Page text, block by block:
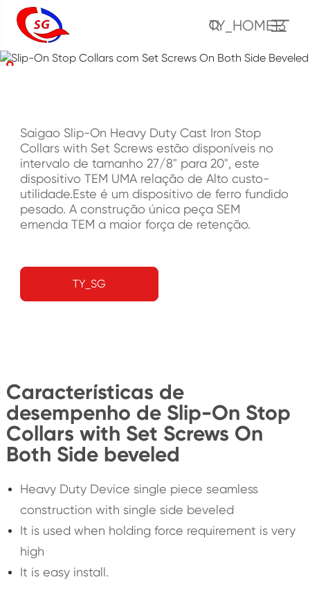
TY_HOME13
Slip-On Stop Collars
com Set Screws On
Both Side Beveled
Saigao Slip-On Heavy Duty Cast Iron Stop
Collars with Set Screws estão disponíveis no
intervalo de tamanho 27/8" para 20", este
dispositivo TEM UMA relação de Alto custo-
utilidade.Este é um dispositivo de ferro fundido
pesado. A construção única peça SEM
emenda TEM a maior força de retenção.
TY_SG
Características de
desempenho de Slip-On Stop
Collars with Set Screws On
Both Side beveled
Heavy Duty Device single piece seamless
construction with single side beveled
It is used when holding force requirement is very
high
It is easy install.